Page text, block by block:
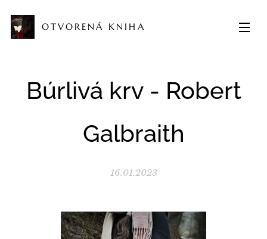
OTVORENÁ KNIHA
Búrlivá krv - Robert
Galbraith
16.01.2023